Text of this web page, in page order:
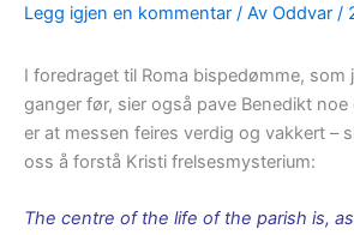
Legg igjen en kommentar / Av Oddvar /
I foredraget til Roma bispedømme, som
ganger før, sier også pave Benedikt
er at messen feires verdig og vakkert –
oss å forstå Kristi frelsesmysterium:
The centre of the life of the parish is,